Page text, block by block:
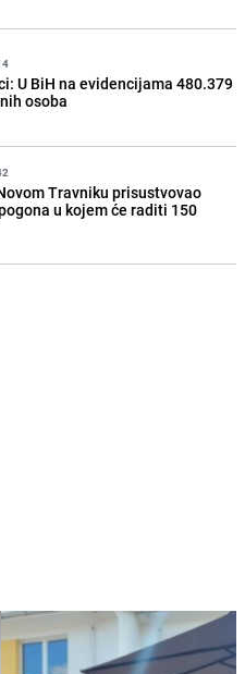
U BiH na evidencijama 480.379
osoba
Travniku prisustvovao
u kojem će raditi 150